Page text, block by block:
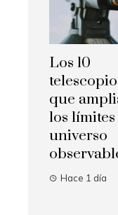
Los 10
que
los
universo
Hace 1 día